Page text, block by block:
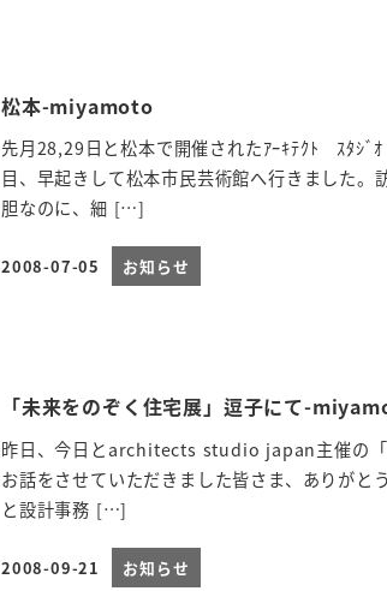
松本-miyamoto
先月28,29日と松本で開催されたｱｰｷﾃｸﾄ ｽﾀｼﾞ
目、早起きして松本市民芸術館へ行きました
胆なのに、細 […]
投稿日
2008-07-05 お知らせ
「未来をのぞく住宅展」逗子にて-
昨日、今日とarchitects studio japan主催の「
お話をさせていただきました皆さま、ありがと
と設計事務 […]
投稿日
2008-09-21 お知らせ